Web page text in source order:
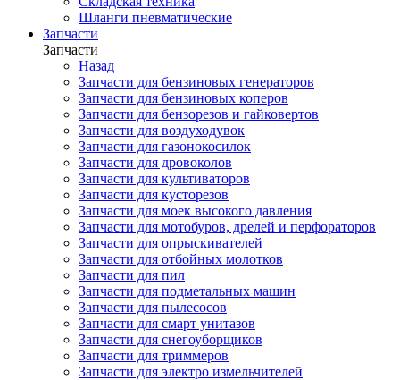
Шланги пневматические
Запчасти
Запчасти
Назад
Запчасти для бензиновых генераторов
Запчасти для бензиновых коперов
Запчасти для бензорезов и гайковертов
Запчасти для воздуходувок
Запчасти для газонокосилок
Запчасти для дровоколов
Запчасти для культиваторов
Запчасти для кусторезов
Запчасти для моек высокого давления
Запчасти для мотобуров, дрелей и перфораторов
Запчасти для опрыскивателей
Запчасти для отбойных молотков
Запчасти для пил
Запчасти для подметальных машин
Запчасти для пылесосов
Запчасти для смарт унитазов
Запчасти для снегоуборщиков
Запчасти для триммеров
Запчасти для электро измельчителей